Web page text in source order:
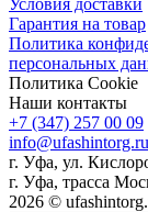
Гарантия на товар
Политика
персональных
Политика Cookie
Наши контакты
+7 (347) 257 00 09
info@ufashintorg.ru
г. Уфа, ул.
г. Уфа, трасса
2026 ©